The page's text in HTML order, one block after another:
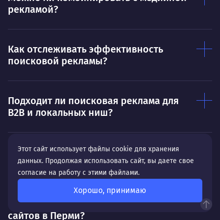
сказано.
О
рекламой?
Как отслеживать эффективность
поисковой рекламы?
Подходит ли поисковая реклама для
B2B и локальных ниш?
В чем особенности разработки сайтов
для бизнеса в Перми?
Какие особенности продвижения
сайтов в Перми?
Этот сайт использует файлы cookie для хранения
данных. Продолжая использовать сайт, вы даете свое
согласие на работу с этими файлами.
Хорошо, принимаю